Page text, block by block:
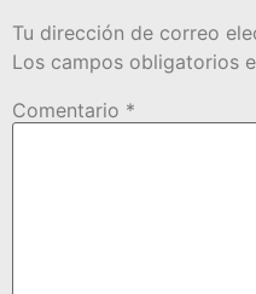
Tu dirección de correo
Los campos obligatorios
Comentario *